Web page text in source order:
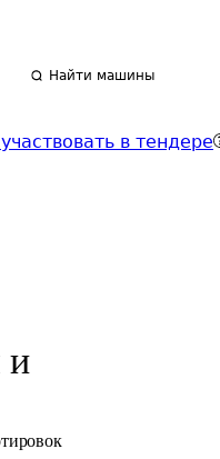
Найти машины
в тендере
и